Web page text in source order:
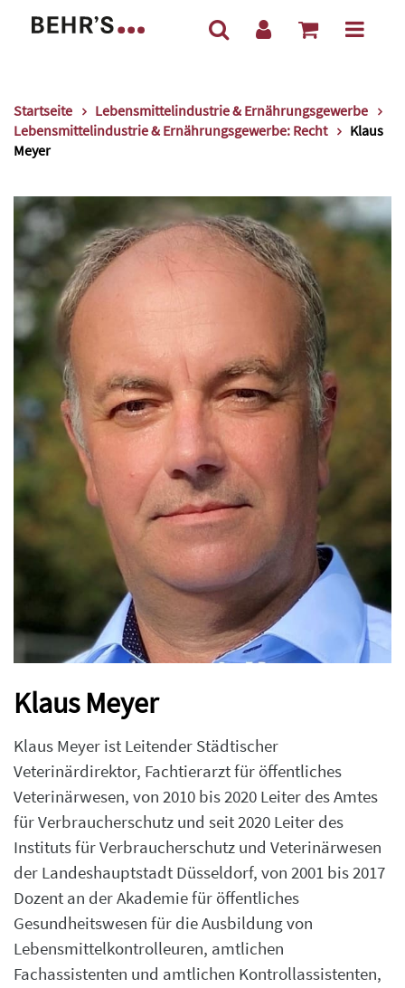
Startseite
Lebensmittelindustrie & Ernährungsgewerbe
Lebensmittelindustrie & Ernährungsgewerbe: Recht
Klaus
Meyer
Klaus Meyer
Klaus Meyer ist Leitender Städtischer
Veterinärdirektor, Fachtierarzt für öffentliches
Veterinärwesen, von 2010 bis 2020 Leiter des Amtes
für Verbraucherschutz und seit 2020 Leiter des
Instituts für Verbraucherschutz und Veterinärwesen
der Landeshauptstadt Düsseldorf, von 2001 bis 2017
Dozent an der Akademie für öffentliches
Gesundheitswesen für die Ausbildung von
Lebensmittelkontrolleuren, amtlichen
Fachassistenten und amtlichen Kontrollassistenten,